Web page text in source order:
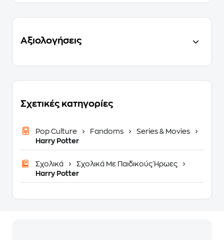
Αξιολογήσεις
Σχετικές κατηγορίες
Pop Culture Fandoms
Series & Movies
Harry Potter
Σχολικά
Σχολικά Με Παιδικούς Ήρωες
Harry Potter